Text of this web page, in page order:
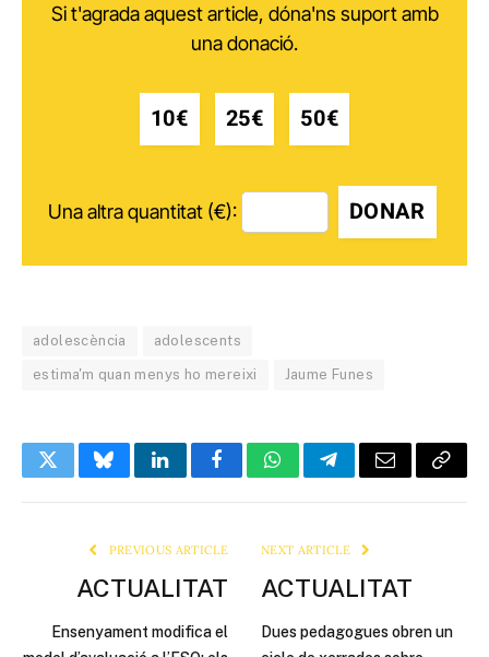
Si t'agrada aquest article, dóna'ns suport amb
una donació.
10€ 25€ 50€
Una altra quantitat (€): DONAR
adolescència adolescents
estima'm quan menys ho mereixi Jaume Funes
TwitterBlueskyLinkedInFacebookWhatsAppTelegramEmail Copy
PREVIOUS ARTICLE
ACTUALITAT
Ensenyament modifica el
NEXT ARTICLE
ACTUALITAT
Dues pedagogues obren un